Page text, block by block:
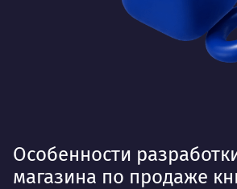
Особенности
магазина по продаже